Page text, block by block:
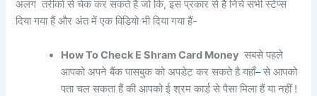
अलग तरीको से चेक कर सकते है जो कि, इस प्रकार से हैं निचे सभी स्टेप्स
दिया गया हैं और अंत में एक विडियो भी दिया गया हैं-
How To Check E Shram Card Money सबसे पहले
आपको अपने बैंक पासबुक को अपडेट कर सकते है यहाँ–से आपको
पता चल सकता हैं की आपको ई श्रम कार्ड से पैसा मिला हैं या नहीं !